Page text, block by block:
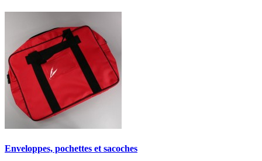
Enveloppes, pochettes et sacoches